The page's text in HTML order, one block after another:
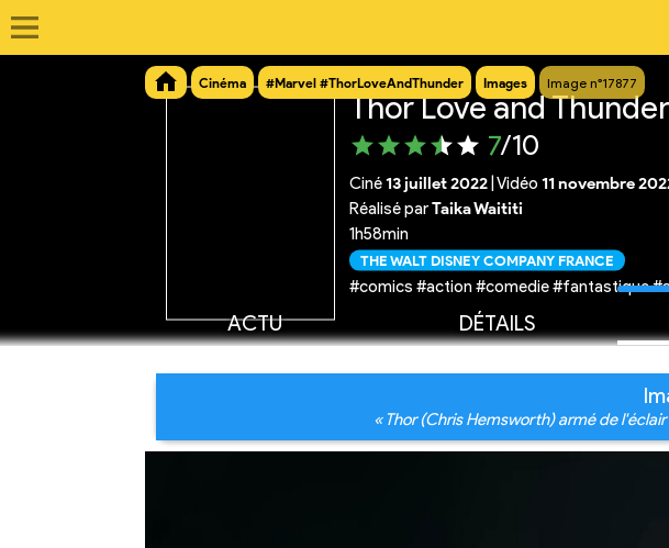
Cinéma #Marvel #ThorLoveAndThunder Images Image n°17877
Thor Love and Thunder
7/10
Ciné13 juillet 2022 Vidéo 11 novembre
Réalisé parTaika Waititi
1h58min
THE WALT DISNEY COMPANY FRANCE
#comics #action #comedie #fantastique
ACTU DÉTAILS
« Thor (Chris Hemsworth) armé de